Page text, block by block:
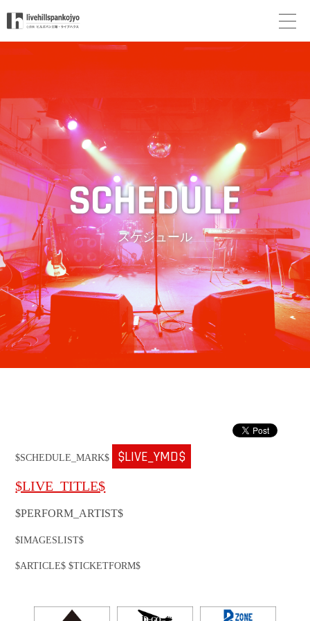
スケジュール
$SCHEDULE_MARK$ $LIVE_YMD$
$LIVE_TITLE$
$PERFORM_ARTIST$
$IMAGESLIST$
$ARTICLE$ $TICKETFORM$